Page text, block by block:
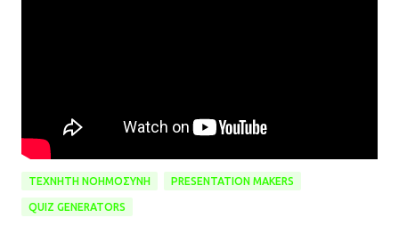
ΤΕΧΝΗΤΉ ΝΟΗΜΟΣΎΝΗ PRESENTATION MAKERS
QUIZ GENERATORS